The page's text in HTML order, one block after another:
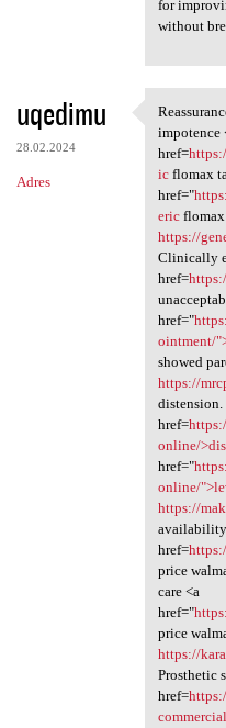
for
without
uqedimu
28.02.2024
Adres
impotence
href=
icflomax
href="
ericflomax
https://
Clinically
href=
href="
ointment/
showed
https://
distension.
href=
online/
href="
online/
https://
href=
price
care <a
href="
price
https://
Prosthetic
href=